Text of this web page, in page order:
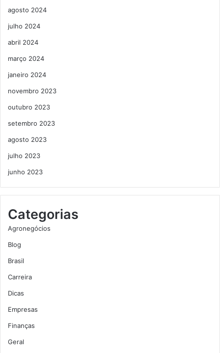
agosto 2024
julho 2024
abril 2024
março 2024
janeiro 2024
novembro 2023
outubro 2023
setembro 2023
agosto 2023
julho 2023
junho 2023
Categorias
Agronegócios
Blog
Brasil
Carreira
Dicas
Empresas
Finanças
Geral